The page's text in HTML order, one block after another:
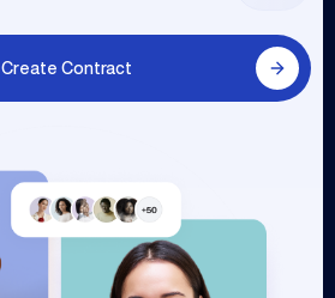
Create Contract